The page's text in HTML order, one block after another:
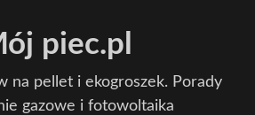
piec.pl
na pellet i ekogroszek. Porady
gazowe i fotowoltaika